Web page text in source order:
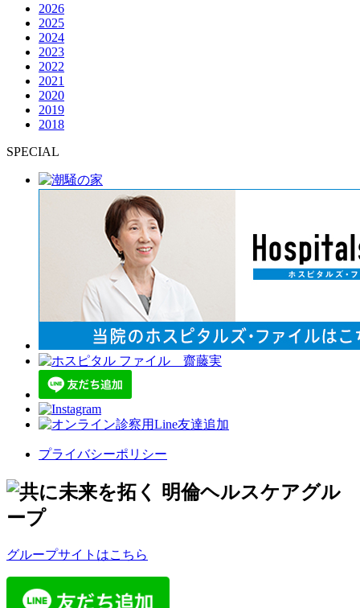
2026
2025
2024
2023
2022
2021
2020
2019
2018
SPECIAL
プライバシーポリシー
グループサイトはこちら